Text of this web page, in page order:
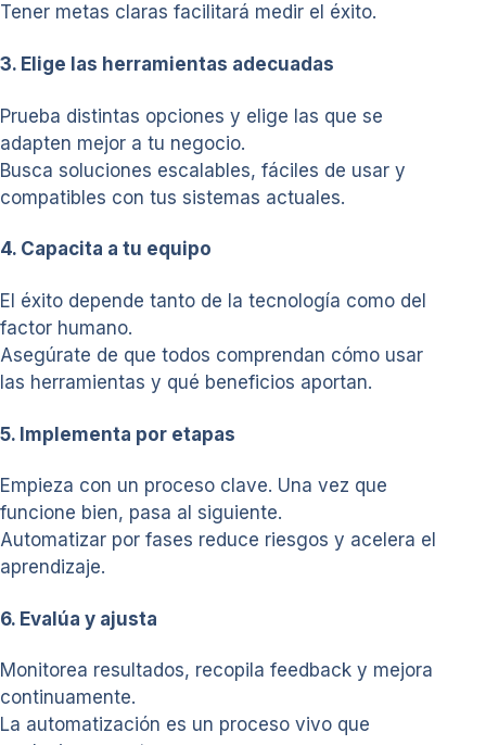
Tener metas claras facilitará medir el éxito.
3. Elige las herramientas adecuadas
Prueba distintas opciones y elige las que se
adapten mejor a tu negocio.
Busca soluciones escalables, fáciles de usar y
compatibles con tus sistemas actuales.
4. Capacita a tu equipo
El éxito depende tanto de la tecnología como del
factor humano.
Asegúrate de que todos comprendan cómo usar
las herramientas y qué beneficios aportan.
5. Implementa por etapas
Empieza con un proceso clave. Una vez que
funcione bien, pasa al siguiente.
Automatizar por fases reduce riesgos y acelera el
aprendizaje.
6. Evalúa y ajusta
Monitorea resultados, recopila feedback y mejora
continuamente.
La automatización es un proceso vivo que